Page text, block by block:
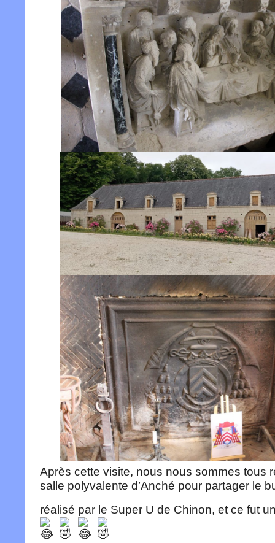
Après cette visite, nous nous sommes tous
salle polyvalente d’Anché pour partager le
réalisé par le Super U de Chinon, et ce fut